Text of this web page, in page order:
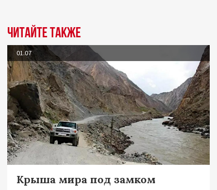
Читайте также
01.07
Крыша мира под замком